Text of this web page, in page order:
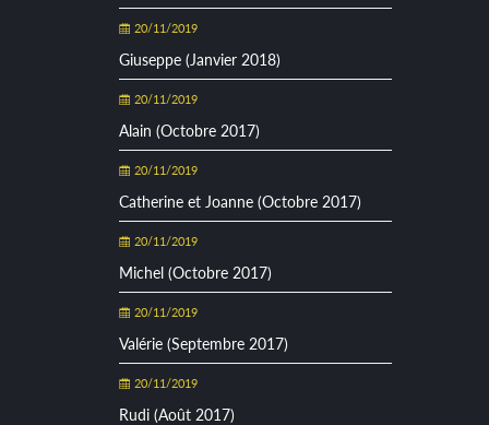
20/11/2019
Giuseppe (Janvier 2018)
20/11/2019
Alain (Octobre 2017)
20/11/2019
Catherine et Joanne (Octobre 2017)
20/11/2019
Michel (Octobre 2017)
20/11/2019
Valérie (Septembre 2017)
20/11/2019
Rudi (Août 2017)